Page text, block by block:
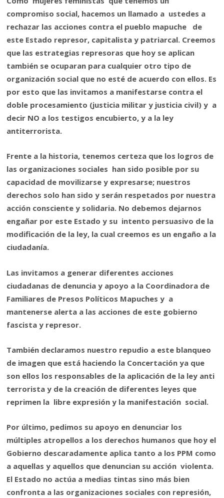
compromiso social, hacemos un llamado a ustedes a
rechazar las acciones contra el pueblo mapuche de
este Estado represor, capitalista y patriarcal. Creemos
que las estrategias represoras que hoy se aplican
también se ocuparan para cualquier otro tipo de
organización social que no esté de acuerdo con ellos. Es
por esto que las invitamos a manifestarse contra el
doble procesamiento (justicia militar y justicia civil) y a
decir NO a los testigos encubierto, y a la ley
antiterrorista.
Frente a la historia, tenemos certeza que los logros de
las organizaciones sociales han sido posible por su
capacidad de movilizarse y expresarse; nuestros
derechos solo han sido y serán respetados por nuestra
acción consciente y solidaria. No debemos dejarnos
engañar por este Estado y su intento persuasivo de la
modificación de la ley, la cual creemos es un engaño a la
ciudadanía.
Las invitamos a generar diferentes acciones
ciudadanas de denuncia y apoyo a la Coordinadora de
Familiares de Presos Políticos Mapuches y a
mantenerse alerta a las acciones de este gobierno
fascista y represor.
También declaramos nuestro repudio a este blanqueo
de imagen que está haciendo la Concertación ya que
son ellos los responsables de la aplicación de la ley anti
terrorista y de la creación de diferentes leyes que
reprimen la libre expresión y la manifestación social.
Por último, pedimos su apoyo en denunciar los
múltiples atropellos a los derechos humanos que hoy el
Gobierno descaradamente aplica tanto a los PPM como
a aquellas y aquellos que denuncian su acción violenta.
El Estado no actúa a medias tintas sino más bien
confronta a las organizaciones sociales con represión,